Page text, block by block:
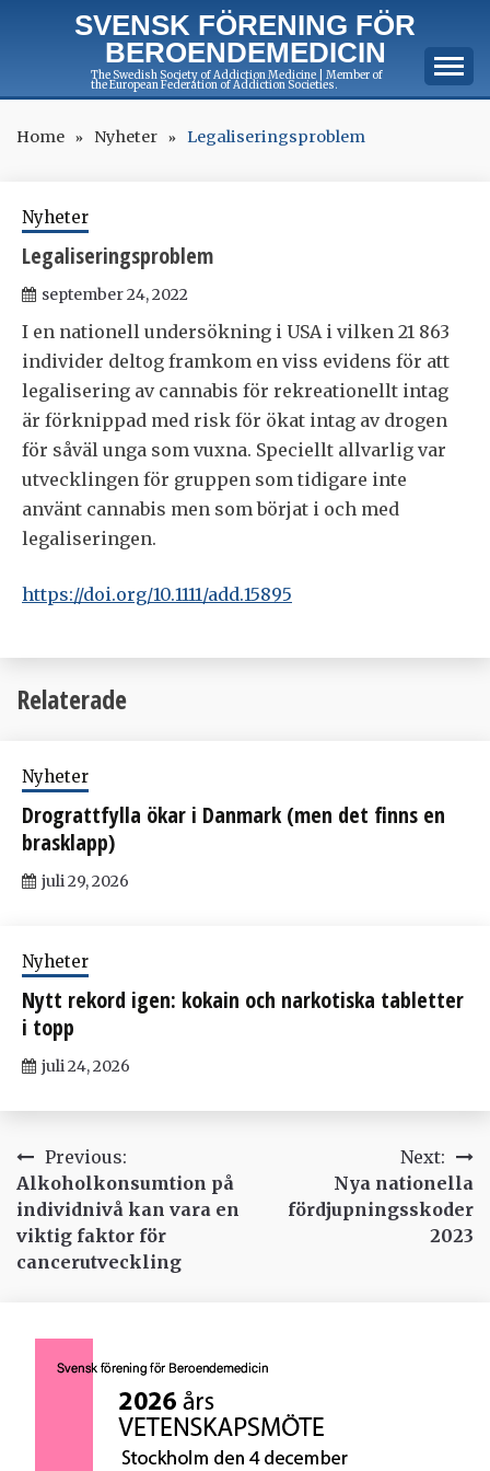
SVENSK FÖRENING FÖR
BEROENDEMEDICIN
The Swedish Society of Addiction Medicine | Member of
the European Federation of Addiction Societies.
Home Nyheter Legaliseringsproblem
Nyheter
Legaliseringsproblem
september 24, 2022
I en nationell undersökning i USA i vilken 21 863
individer deltog framkom en viss evidens för att
legalisering av cannabis för rekreationellt intag
är förknippad med risk för ökat intag av drogen
för såväl unga som vuxna. Speciellt allvarlig var
utvecklingen för gruppen som tidigare inte
använt cannabis men som börjat i och med
legaliseringen.
https://doi.org/10.1111/add.15895
Relaterade
Nyheter
Drograttfylla ökar i Danmark (men det finns en
brasklapp)
juli 29, 2026
Nyheter
Nytt rekord igen: kokain och narkotiska tabletter
i topp
juli 24, 2026
Inläggsnavigering
Previous:
Alkoholkonsumtion på
individnivå kan vara en
viktig faktor för
cancerutveckling
Next:
Nya nationella
fördjupningsskoder
2023